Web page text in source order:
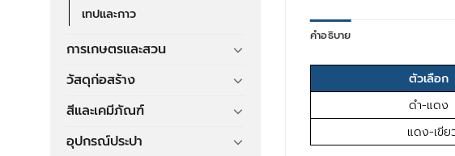
เทปและกาว
การเกษตรและสวน
วัสดุก่อสร้าง
สีและเคมีภัณฑ์
อุปกรณ์ประปา
คำอธิบาย
ตัวเลือก
ดำ-แดง
แดง-เขีย